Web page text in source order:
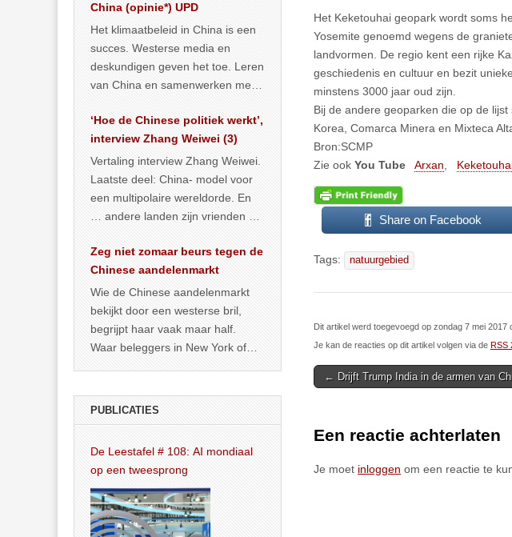
Het Keketouhai geopark wordt soms
Yosemite genoemd wegens de
landvormen. De regio kent een rijke
geschiedenis en cultuur en bezit
minstens 3000 jaar oud zijn.
Bij de andere geoparken die op de
Korea, Comarca Minera en Mixteca
Bron:SCMP
Zie ook You Tube Arxan
Share on Facebook
Tags: natuurgebied
Dit artikel werd toegevoegd op zondag 7 mei 2017
Je kan de reacties op dit artikel volgen via de RSS
Post
← Drijft Trump India in de armen van
Een reactie achterlaten
Je moet inloggen om een reactie te
China (opinie*) UPD
Het klimaatbeleid in China is een
succes. Westerse media en
deskundigen geven het toe. Leren
van China en samenwerken met
… >> lees meer
‘Hoe de Chinese politiek werkt’,
interview Zhang Weiwei (3)
Vertaling interview Zhang Weiwei.
Laatste deel: China- model voor
een multipolaire wereldorde. En
… andere landen zijn vrienden of
Zeg niet zomaar beurs tegen de
Chinese aandelenmarkt
Wie de Chinese aandelenmarkt
bekijkt door een westerse bril,
begrijpt haar vaak maar half.
Waar beleggers in New York of
PUBLICATIES
De Leestafel # 108: AI mondiaal
op een tweesprong